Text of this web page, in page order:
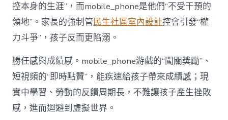
控本身的生涯”，而mobile_phone是他們“不受干預的
領地”。家長的強制管民生社區室內設計控會引發“權
力斗爭”，孩子反而更陷溺。
勝任感與成績感。mobile_phone游戲的“闖關獎勵”、
短視頻的“即時點贊”，能疾速給孩子帶來成績感；現
實中學習、勞動的反饋周期長，不難讓孩子產生挫敗
感，進而迴避到虛擬世界。